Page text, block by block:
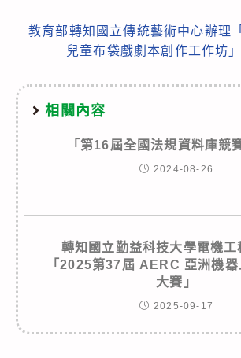
教育部轉知國立傳統藝術中心辦理
兒童布袋戲劇本創作工作坊
相關內容
「第16屆全國法規資料庫競
2024-08-26
轉知國立勤益科技大學電機工
「2025第37屆 AERC 亞洲機
大賽」
2025-09-17